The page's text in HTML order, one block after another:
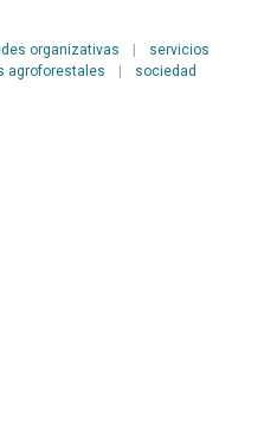
organizativas |
servicios
agroforestales |
sociedad